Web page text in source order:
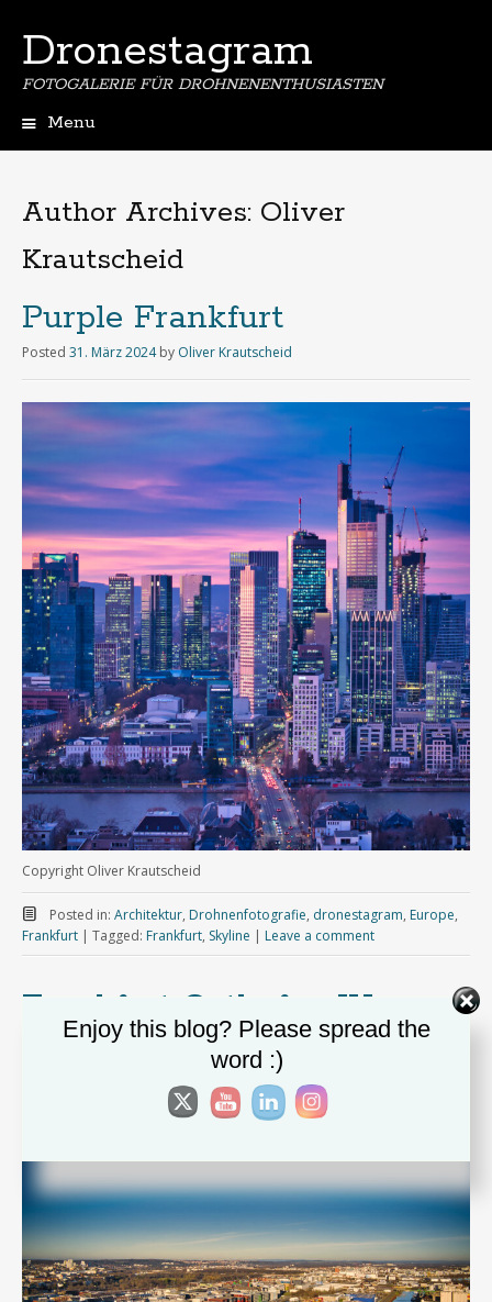
Dronestagram
FOTOGALERIE FÜR DROHNENENTHUSIASTEN
Menu
Author Archives: Oliver
Krautscheid
Purple Frankfurt
Posted 31. März 2024 by Oliver Krautscheid
Copyright Oliver Krautscheid
Posted in: Architektur, Drohnenfotografie, dronestagram, Europe,
Frankfurt | Tagged: Frankfurt, Skyline | Leave a comment
Frankfurt Osthafen IV
Posted30. März 2024byOliver Krautscheid
Enjoy this blog? Please spread the
word :)